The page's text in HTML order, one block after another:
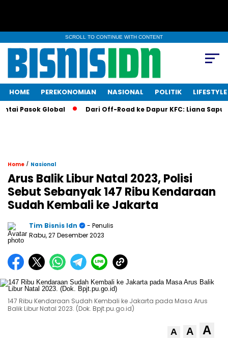
SCROLL TO CONTINUE WITH CONTENT
HOME PEREKONOMIAN NASIONAL POLITIK LIFESTYLE
Pasok Global Dari Off-Road ke Dapur KFC: Liana Saputri
Home / Nasional
Arus Balik Libur Natal 2023, Polisi
Sebut Sebanyak 147 Ribu Kendaraan
Sudah Kembali ke Jakarta
Tim Bisnis Idn
- Penulis
Rabu, 27 Desember 2023
147 Ribu Kendaraan Sudah Kembali ke Jakarta pada Masa Arus
Balik Libur Natal 2023. (Dok. Bpjt.pu.go.id)
A A A